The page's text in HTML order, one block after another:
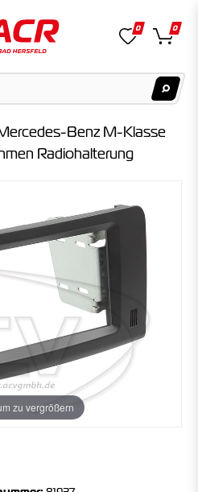
0 0
Benz M-Klasse
Radiohalterung
zu vergrößern